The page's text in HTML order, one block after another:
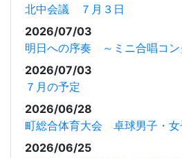
北中会議 ７月３日
2026/07/03
明日への序奏 ～ミニ合唱コン
2026/07/03
７月の予定
2026/06/28
町総合体育大会 卓球男子・
2026/06/25